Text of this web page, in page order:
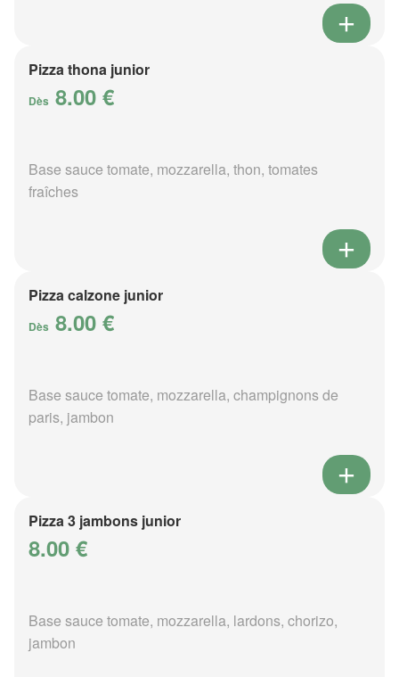
Pizza thona junior
Dès 8.00 €
Base sauce tomate, mozzarella, thon, tomates
fraîches
Pizza calzone junior
Dès 8.00 €
Base sauce tomate, mozzarella, champignons de
paris, jambon
Pizza 3 jambons junior
8.00 €
Base sauce tomate, mozzarella, lardons, chorizo,
jambon